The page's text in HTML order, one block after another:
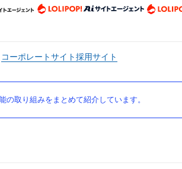
コーポレートサイト採用サイト
取り組みをまとめて紹介しています。